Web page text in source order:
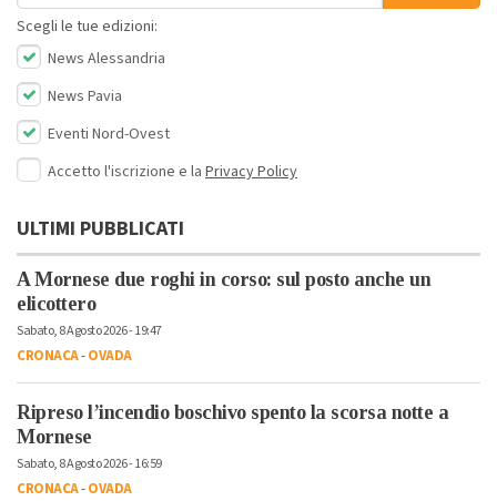
Scegli le tue edizioni:
News Alessandria
News Pavia
Eventi Nord-Ovest
Accetto l'iscrizione e la Privacy Policy
ULTIMI PUBBLICATI
A Mornese due roghi in corso: sul posto anche un
elicottero
Sabato, 8 Agosto 2026 - 19:47
CRONACA-OVADA
Ripreso l’incendio boschivo spento la scorsa notte a
Mornese
Sabato, 8 Agosto 2026 - 16:59
CRONACA-OVADA